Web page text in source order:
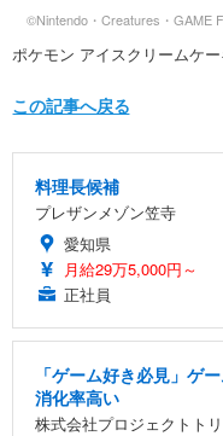
©Nintendo・Creatures・GAME
ポケモン アイスクリームケ
この記事へ戻る
料理長候補
プレザンメゾン笠寺
愛知県
月給29万5,000円～
正社員
「ゲーム好き必見」ゲ
消化率高い
株式会社プロジェクトト